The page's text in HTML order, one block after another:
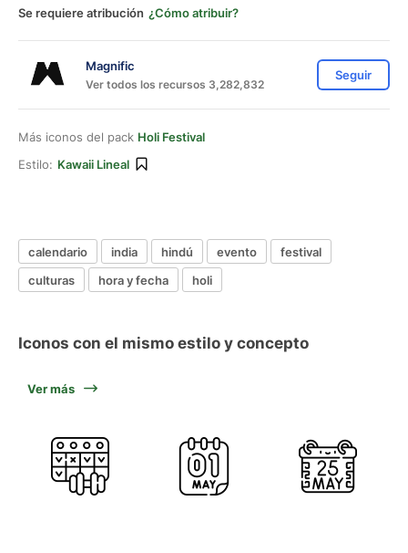
Se requiere atribución ¿Cómo atribuir?
Magnific
Ver todos los recursos 3,282,832
Seguir
Más iconos del pack Holi Festival
Estilo: Kawaii Lineal
calendario india hindú evento
festival
culturas
hora y fecha holi
Iconos con el mismo estilo y concepto
Ver más